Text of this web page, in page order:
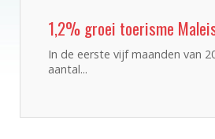
1,2% groei toerisme
In de eerste vijf maanden van
aantal...